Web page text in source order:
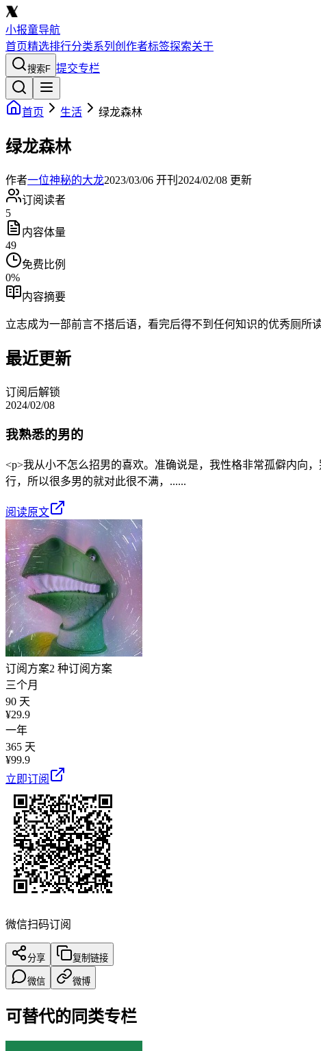
小报童导航
首页精选排行分类系列 创作者标签探索关于
搜索F 提交专栏
首页 生活 绿龙森林
绿龙森林
作者一位神秘的大龙2023/03/06 开刊 2024/02/08 更新
订阅读者
5
内容体量
49
免费比例
0%
内容摘要
立志成为一部前言不搭后语，看完后得不到任何知识的优秀厕所
最近更新
订阅后解锁
2024/02/08
我熟悉的男的
<p>​我从小不怎么招男的喜欢。准确说是，我性格非常孤僻内向
行，所以很多男的就对此很不满，......
阅读原文
订阅方案2 种订阅方案
三个月
90 天
¥29.9
一年
365 天
¥99.9
立即订阅
微信扫码订阅
分享 复制链接
微信 微博
可替代的同类专栏